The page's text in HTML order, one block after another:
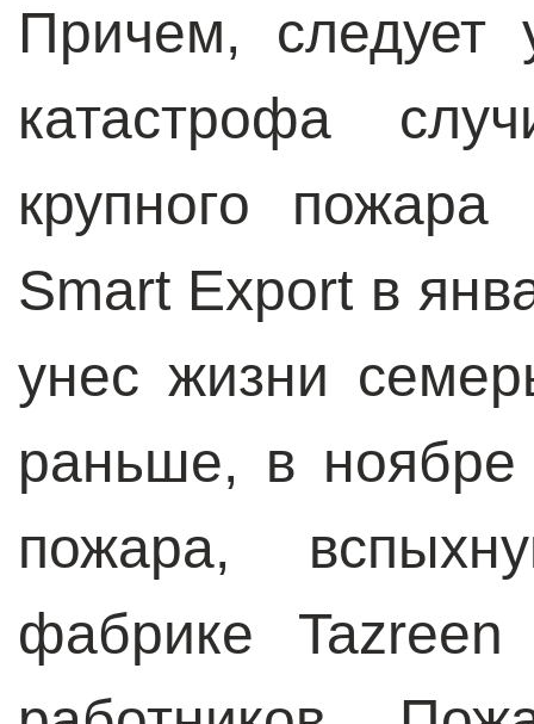
Причем, следует
катастрофа
крупного
Smart Export в
унес жизни
раньше, в ноябре
пожара,
фабрике